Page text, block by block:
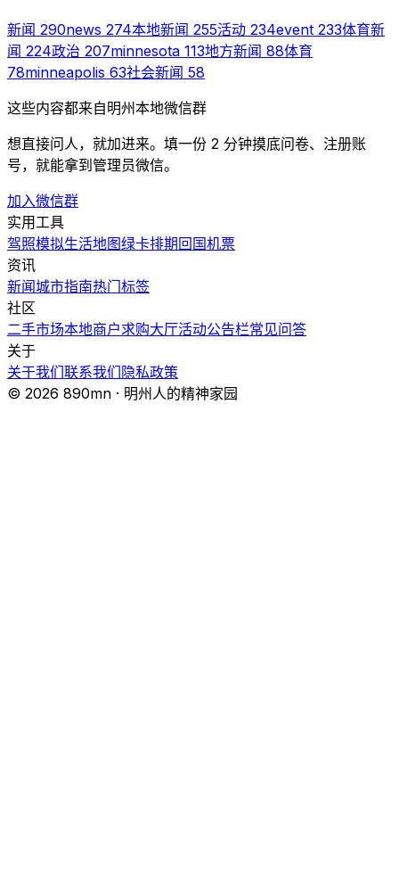
新闻 290news 274本地新闻 255活动 234event 233体育新
闻 224政治 207minnesota 113地方新闻 88体育
78minneapolis 63社会新闻 58
这些内容都来自明州本地微信群
想直接问人，就加进来。填一份 2 分钟摸底问卷、注册账
号，就能拿到管理员微信。
加入微信群
实用工具
驾照模拟生活地图绿卡排期回国机票
资讯
新闻城市指南热门标签
社区
二手市场本地商户求购大厅活动公告栏常见问答
关于
关于我们联系我们隐私政策
© 2026 890mn · 明州人的精神家园